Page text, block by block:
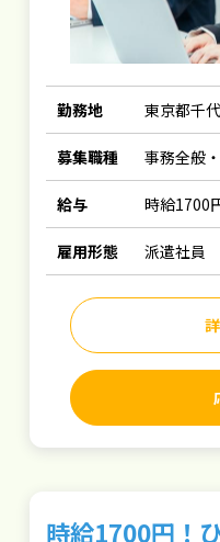
勤務地 東京都千
募集職種 事務全般
給与 時給1700
雇用形態 派遣社員
時給1700円！